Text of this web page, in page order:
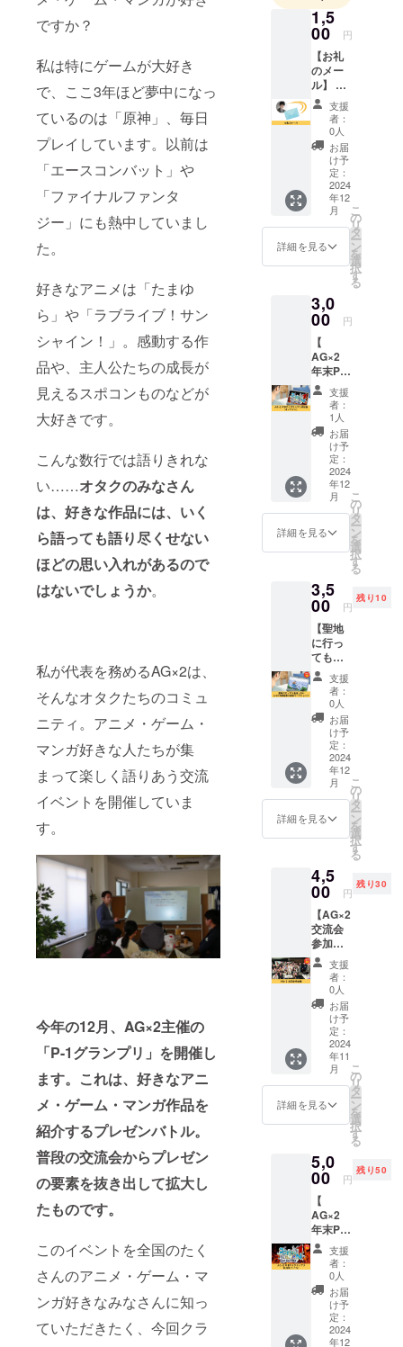
ですか？
私は特にゲームが大好き
で、ここ3年ほど夢中になっ
ているのは「原神」、毎日
プレイしています。以前は
「エースコンバット」や
「ファイナルファンタ
ジー」にも熱中していまし
た。
好きなアニメは「たまゆ
ら」や「ラブライブ！サン
シャイン！」。感動する作
品や、主人公たちの成長が
見えるスポコンものなどが
大好きです。
こんな数行では語りきれな
い……オタクのみなさん
は、好きな作品には、いく
ら語っても語り尽くせない
ほどの思い入れがあるので
はないでしょうか。
私が代表を務めるAG×2は、
そんなオタクたちのコミュ
ニティ。アニメ・ゲーム・
マンガ好きな人たちが集
まって楽しく語りあう交流
イベントを開催していま
す。
今年の12月、AG×2主催の
「P-1グランプリ」を開催し
ます。これは、好きなアニ
メ・ゲーム・マンガ作品を
紹介するプレゼンバトル。
普段の交流会からプレゼン
の要素を抜き出して拡大し
たものです。
このイベントを全国のたく
さんのアニメ・ゲーム・マ
ンガ好きなみなさんに知っ
ていただきたく、今回クラ
動力と、企
業様の信用
を1つの力に
したいとい
う想いを込
め、この活
動チームを
「Rings」(そ
れぞれの力
が輪となっ
て自分の夢
を叶える場
1,5
00 円
【お礼
のメー
ル】 阿
南 匡一
より、
心を込
めたお
礼の
メール
をお送
りいた
しま
す。 こ
ちら
は、プ
ロジェ
ただた
だ応援
したい
方向け
のリ
ターン
です。
上乗せ
支援大
歓迎で
す！
支援
者：
0人
お届
け予
定：
2024
年12
月
詳細を見る
こ
の
リ
タ
ー
ン
を
選
択
す
る
3,0
00 円
【
AG×2
年末P-1
グラン
プリ参
加権
（オン
ライン
加）】
クラウ
ドファ
ンディ
ング特
典付き
年末P-1
プリに
リアル
参加で
きる権
利で
す。会
場にて
イベン
トをお
楽しみ
いただ
けま
す！ 1
支援で1
名様が
ご参加
いただ
日時：
2024年
12月20
日
（金）
19時〜
22時 ・
場所：
オンラ
イン ・
参加
URLを
別途
メール
にて送
付 ［ク
ラウド
典］ あ
にゃん
プレゼ
ンプチ
講座
（約10
分の動
画URL
をメー
ルでお
送りし
ます）
支援
者：
1人
お届
け予
定：
2024
年12
月
詳細を見る
こ
の
リ
タ
ー
ン
を
選
択
す
る
3,5
00 円
残り10
【聖地
に行っ
ても後
悔しな
いスマ
ホ写真
撮影の
基本
ワーク
ショッ
プ】
Lightro
omを使
用した
聖地に
行って
しない
スマホ
写真撮
影の基
本ワー
ク
ショッ
プを受
けてい
ただけ
る権利
です。
■詳細
・場
所：オ
ンライ
ン or 東
間：120
分 ・利
用期
限：
2025年
4月まで
※詳細は
メール
にてお
知らせ
いたし
ます。
※リアル
支援
者：
0人
お届
け予
定：
2024
年12
月
詳細を見る
こ
の
リ
タ
ー
ン
を
選
択
す
る
4,5
00 円
残り30
【AG×2
交流会
参加
権】
2024年
11月 or
2025年
1月に実
施の
AG×2
の交流
会に1回
参加い
ただけ
る権利
です。
の下記
の交流
会のう
ち1回ご
参加い
ただけ
ます。
〇 毎月
第1土曜
日
14:00～
16:00「
かたる
支援
者：
0人
お届
け予
定：
2024
年11
月
詳細を見る
こ
の
リ
タ
ー
ン
を
選
択
す
る
5,0
00 円
残り50
【
AG×2
年末P-1
グラン
プリ参
加権
画像チ
ケット
（リア
ル参
支援
者：
0人
お届
け予
定：
2024
年12